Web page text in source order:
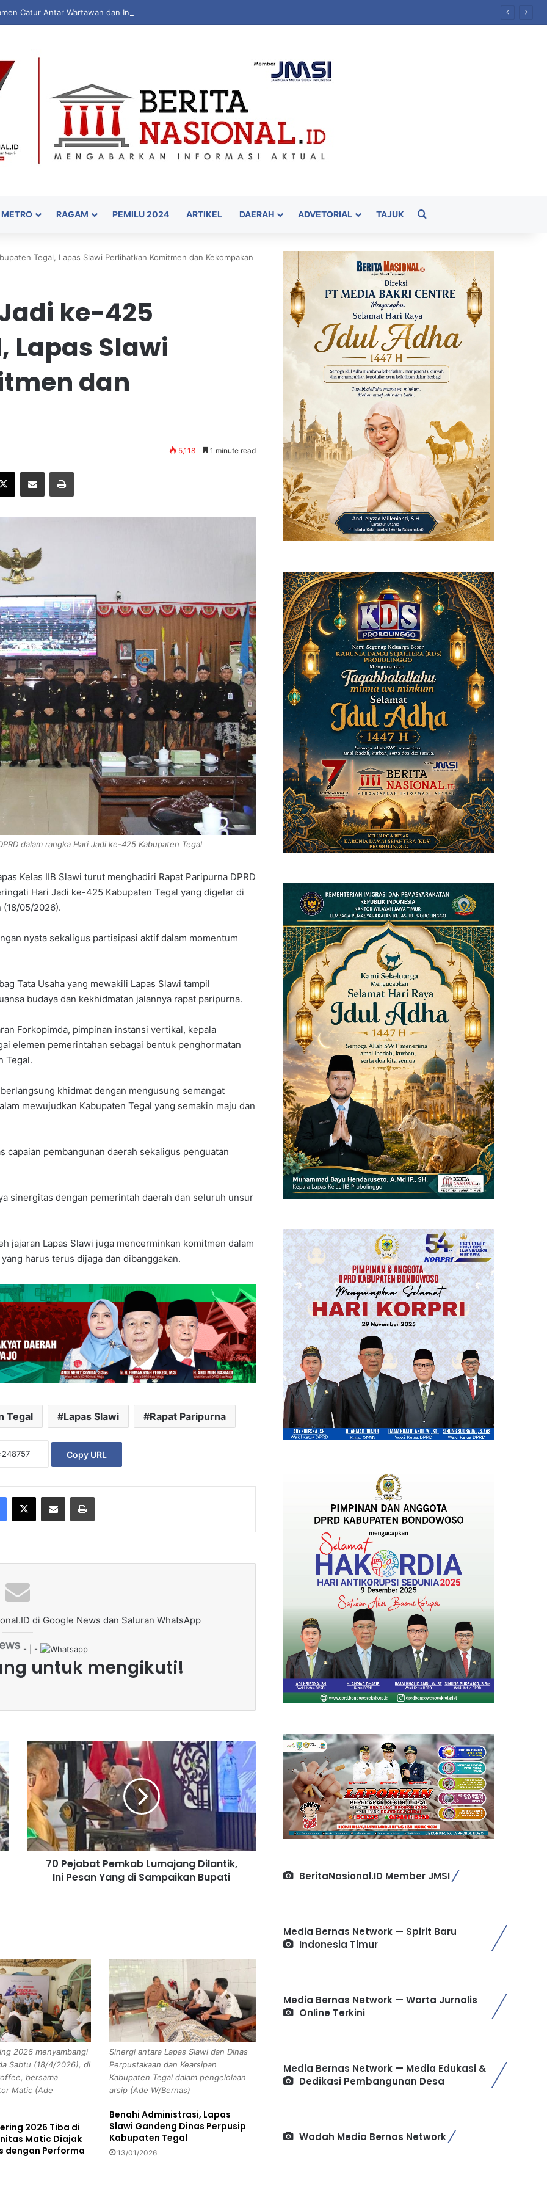
Catur Antar Wartawan dan Instansi
METRO RAGAM PEMILU 2024 ARTIKEL DAERAH ADVETORIAL TAJUK Cari
Tegal, Lapas Slawi Perlihatkan Komitmen dan Kekompakan
ke-425
Lapas Slawi
dan
5,118 1 minute read
dalam rangka Hari Jadi ke-425 Kabupaten Tegal
Kelas IIB Slawi turut menghadiri Rapat Paripurna DPRD
Hari Jadi ke-425 Kabupaten Tegal yang digelar di
(18/05/2026).
nyata sekaligus partisipasi aktif dalam momentum
Tata Usaha yang mewakili Lapas Slawi tampil
budaya dan kekhidmatan jalannya rapat paripurna.
Forkopimda, pimpinan instansi vertikal, kepala
elemen pemerintahan sebagai bentuk penghormatan
Tegal.
khidmat dengan mengusung semangat
mewujudkan Kabupaten Tegal yang semakin maju dan
pembangunan daerah sekaligus penguatan
sinergitas dengan pemerintah daerah dan seluruh unsur
jajaran Lapas Slawi juga mencerminkan komitmen dalam
harus terus dijaga dan dibanggakan.
Tegal Lapas Slawi Rapat Paripurna
Copy URL
di Google News dan Saluran WhatsApp
- | -
untuk mengikuti!
7
0
P
e
a
b
a
t
m
a
j
a
n
g
D
i
l
a
n
k
,
I
70 Pejabat Pemkab Lumajang Dilantik,
Ini Pesan Yang di Sampaikan Bupati
2026 menyambangi
Sabtu (18/4/2026), di
bersama
Matic (Ade
2026 Tiba di
Matic Diajak
dengan Performa
Sinergi antara Lapas Slawi dan Dinas
Perpustakaan dan Kearsipan
Kabupaten Tegal dalam pengelolaan
arsip (Ade W/Bernas)
Benahi Administrasi, Lapas
Slawi Gandeng Dinas Perpusip
Kabupaten Tegal
13/01/2026
BeritaNasional.ID Member JMSI
Media Bernas Network — Spirit Baru
Indonesia Timur
Media Bernas Network — Warta Jurnalis
Online Terkini
Media Bernas Network — Media Edukasi &
Dedikasi Pembangunan Desa
Wadah Media Bernas Network